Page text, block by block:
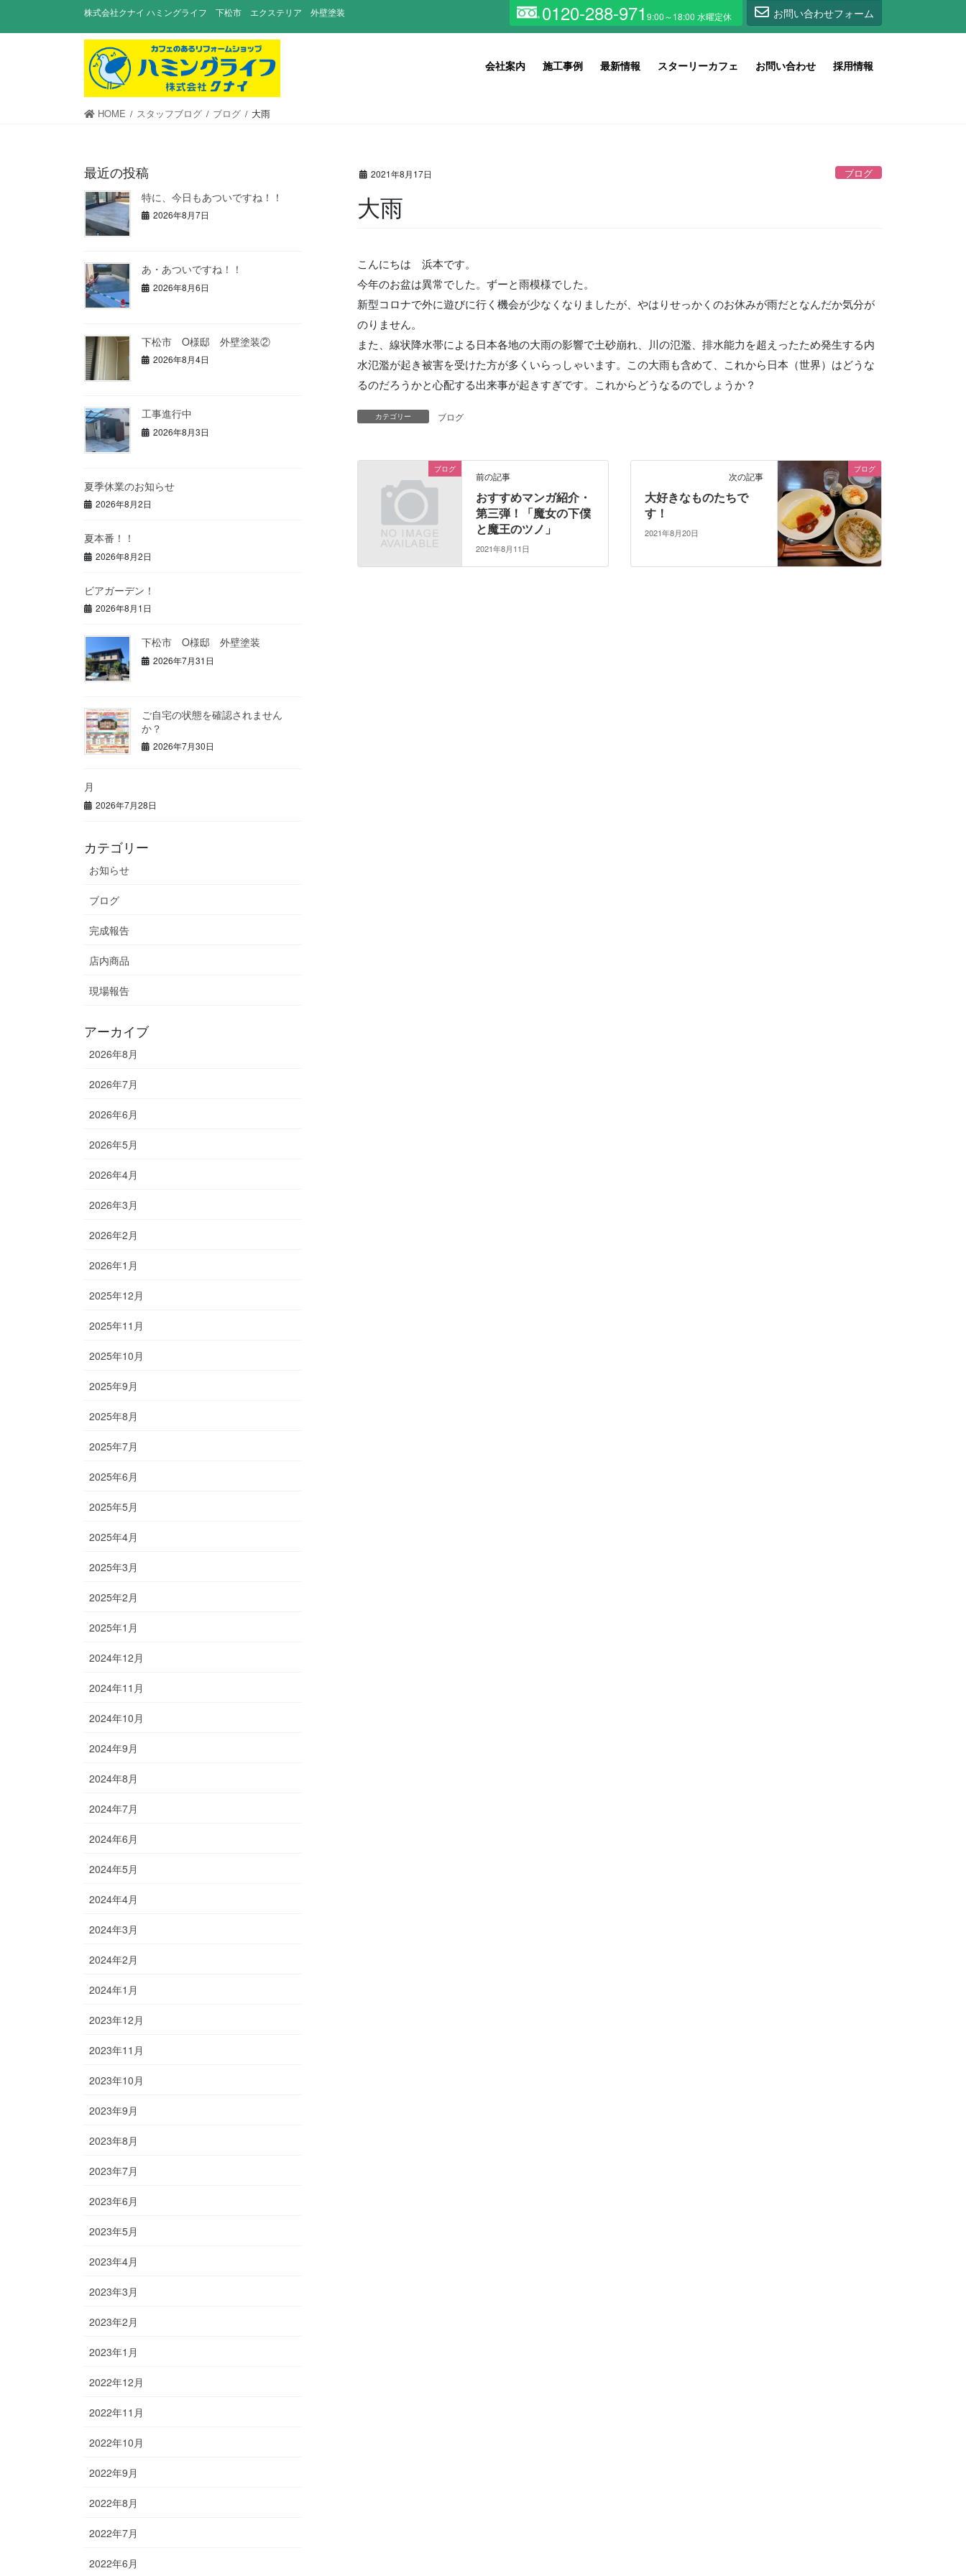
株式会社クナイ ハミングライフ 下松市 エクステリア 外壁塗装 0120-288-971 お問い合わせフォーム
会社案内 施工事例 最新情報 スターリーカフェ お問い合わせ 採用情報
HOME スタッフブログ ブログ 大雨
2021年8月17日 ブログ
大雨
こんにちは 浜本です。
今年のお盆は異常でした。ずーと雨模様でした。
新型コロナで外に遊びに行く機会が少なくなりましたが、やはりせっかくのお休みが雨だとなんだか気分が
のりません。
また、線状降水帯による日本各地の大雨の影響で土砂崩れ、川の氾濫、排水能力を超えったため発生する内
水氾濫が起き被害を受けた方が多くいらっしゃいます。この大雨も含めて、これから日本（世界）はどうな
るのだろうかと心配する出来事が起きすぎです。これからどうなるのでしょうか？
カテゴリー ブログ
ブログ
前の記事
おすすめマンガ紹介・
第三弾！「魔女の下僕
と魔王のツノ」
2021年8月11日
ブログ
次の記事
大好きなものたちで
す！
2021年8月20日
最近の投稿
特に、今日もあついですね！！
2026年8月7日
あ・あついですね！！
2026年8月6日
下松市 O様邸 外壁塗装②
2026年8月4日
工事進行中
2026年8月3日
夏季休業のお知らせ
2026年8月2日
夏本番！！
2026年8月2日
ビアガーデン！
2026年8月1日
下松市 O様邸 外壁塗装
2026年7月31日
ご自宅の状態を確認されません
か？
2026年7月30日
月
2026年7月28日
カテゴリー
お知らせ
ブログ
完成報告
店内商品
現場報告
アーカイブ
2026年8月
2026年7月
2026年6月
2026年5月
2026年4月
2026年3月
2026年2月
2026年1月
2025年12月
2025年11月
2025年10月
2025年9月
2025年8月
2025年7月
2025年6月
2025年5月
2025年4月
2025年3月
2025年2月
2025年1月
2024年12月
2024年11月
2024年10月
2024年9月
2024年8月
2024年7月
2024年6月
2024年5月
2024年4月
2024年3月
2024年2月
2024年1月
2023年12月
2023年11月
2023年10月
2023年9月
2023年8月
2023年7月
2023年6月
2023年5月
2023年4月
2023年3月
2023年2月
2023年1月
2022年12月
2022年11月
2022年10月
2022年9月
2022年8月
2022年7月
2022年6月